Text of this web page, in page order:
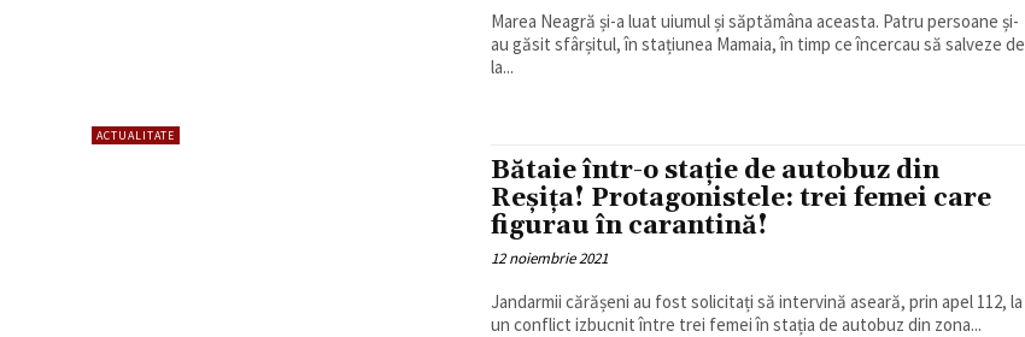
ACTUALITATE
Marea Neagră și-a luat uiumul și săptămâna aceasta. Patru persoane și-
au găsit sfârșitul, în stațiunea Mamaia, în timp ce încercau să salveze de
la...
Bătaie într-o stație de autobuz din
Reșița! Protagonistele: trei femei care
figurau în carantină!
12 noiembrie 2021
Jandarmii cărășeni au fost solicitați să intervină aseară, prin apel 112, la
un conflict izbucnit între trei femei în stația de autobuz din zona...